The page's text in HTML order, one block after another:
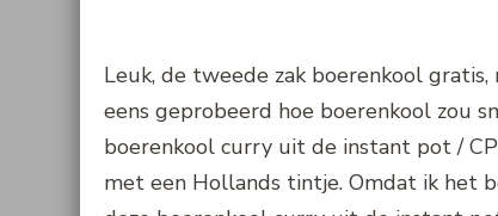
Leuk, de tweede zak boerenkool
eens geprobeerd hoe boerenkool zou
boerenkool curry uit de instant pot /
met een Hollands tintje. Omdat ik het